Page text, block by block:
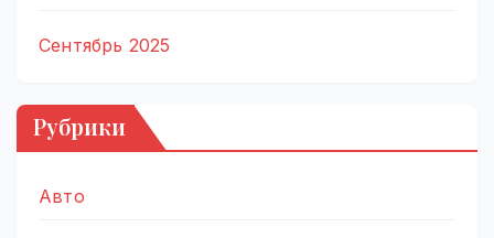
Сентябрь 2025
Рубрики
Авто